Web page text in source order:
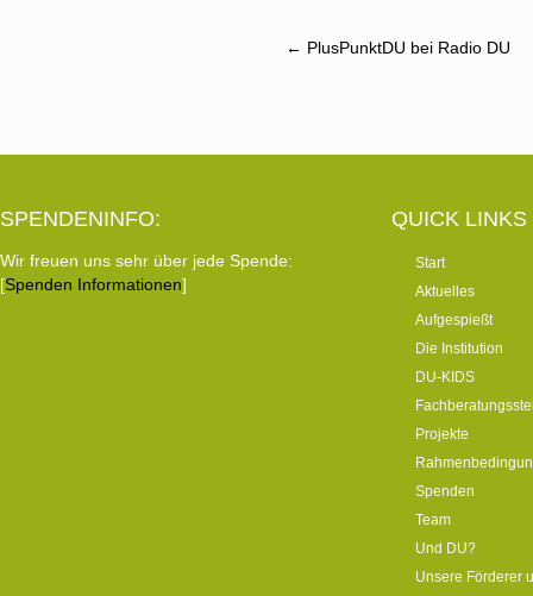
Post
← PlusPunktDU bei Radio DU
SPENDENINFO:
Wir freuen uns sehr über jede Spende:
[Spenden Informationen]
QUICK LINKS
Start
Aktuelles
Aufgespießt
Die Institution
DU-KIDS
Projekte
Spenden
Team
Und DU?
Unsere Förderer